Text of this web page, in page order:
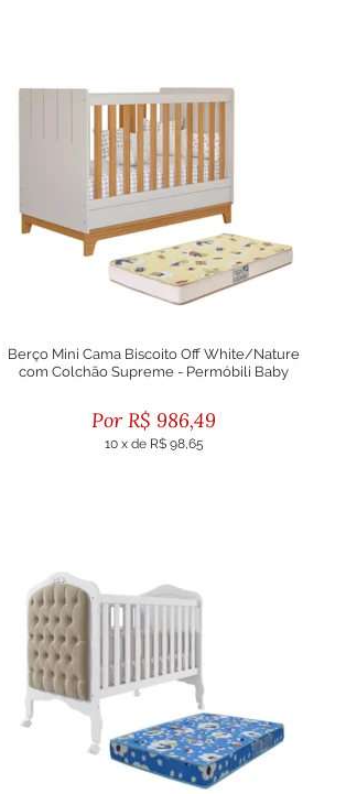
Berço Mini Cama Biscoito Off White/Nature
com Colchão Supreme - Permóbili Baby
R$ 986,49
10 x de R$ 98,65